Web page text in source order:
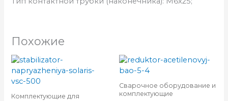
Похожие
Комплектующие для
Сварочное оборудование и
комплектующие